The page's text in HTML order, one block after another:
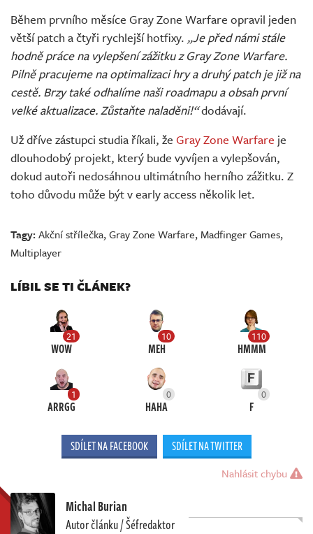
Během prvního měsíce Gray Zone Warfare opravil jeden
větší patch a čtyři rychlejší hotfixy. „Je před námi stále
hodně práce na vylepšení zážitku z Gray Zone Warfare.
Pilně pracujeme na optimalizaci hry a druhý patch je již na
cestě. Brzy také odhalíme naši roadmapu a obsah první
velké aktualizace. Zůstaňte naladěni!“dodávají.
Už dříve zástupci studia říkali, že Gray Zone Warfare je
dlouhodobý projekt, který bude vyvíjen a vylepšován,
dokud autoři nedosáhnou ultimátního herního zážitku. Z
toho důvodu může být v early access několik let.
Tagy:Akční střílečka,Gray Zone Warfare, Madfinger Games,
Multiplayer
LÍBIL SE TI ČLÁNEK?
21
WOW
10
MEH
110
HMMM
1
ARRGG
0
HAHA
0
F
SDÍLET NA FACEBOOK SDÍLET NA TWITTER
Nahlásit chybu
Michal Burian
Autor článku / Šéfredaktor